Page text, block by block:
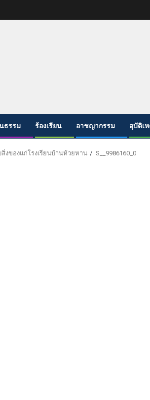
ธรรม ร้องเรียน อาชญากรรม อุบัติเ
งของแก่โรงเรียนบ้านห้วยหาน S__9986160_0